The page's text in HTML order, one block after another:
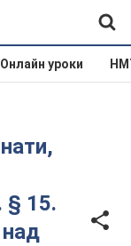
Онлайн уроки
§ 15.
над